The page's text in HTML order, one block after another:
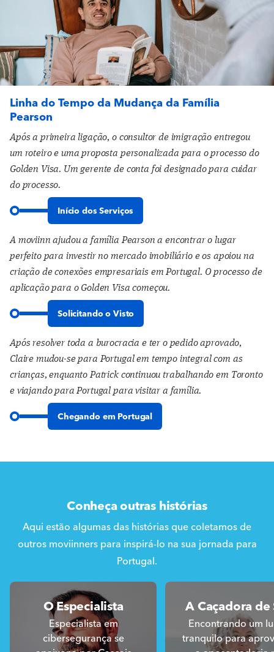
Linha do Tempo da Mudança da Família
Pearson
Após a primeira ligação, o consultor de imigração entregou
um roteiro e uma proposta personalizada para o processo do
Golden Visa. Um gerente de conta foi designado para cuidar
do processo.
Início dos Serviços
A moviinn ajudou a família Pearson a encontrar o lugar
perfeito para investir no mercado imobiliário e os apoiou na
criação de conexões empresariais em Portugal. O processo de
aplicação para o Golden Visa começou.
Solicitando o Visto
Após resolver toda a burocracia e ter o pedido aprovado,
Claire mudou-se para Portugal em tempo integral com as
crianças, enquanto Patrick continuou trabalhando em Toronto
e viajando para Portugal para visitar a família.
Chegando em Portugal
Conheça outras histórias
Aqui estão algumas das histórias que coletamos de
outros moviinners para inspirá-lo na sua jornada para
Portugal.
O Especialista
Especialista em
cibersegurança se
A Caçadora de
Encontrando um
tranquilo para